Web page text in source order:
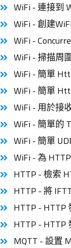
WiFi - 連接到
WiFi - 創建
WiFi -
WiFi - 掃描周
WiFi - 簡單
WiFi - 簡單
WiFi - 用於接
WiFi - 簡單的
WiFi - 簡單
WiFi - 為
HTTP - 檢索
HTTP - 將
HTTP - HTTP
HTTP - HTTP
MQTT - 設置